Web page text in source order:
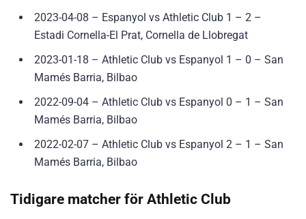
2023-04-08 – Espanyol vs Athletic Club 1 – 2 –
Estadi Cornella-El Prat, Cornella de Llobregat
2023-01-18 – Athletic Club vs Espanyol 1 – 0 – San
Mamés Barria, Bilbao
2022-09-04 – Athletic Club vs Espanyol 0 – 1 – San
Mamés Barria, Bilbao
2022-02-07 – Athletic Club vs Espanyol 2 – 1 – San
Mamés Barria, Bilbao
Tidigare matcher för Athletic Club